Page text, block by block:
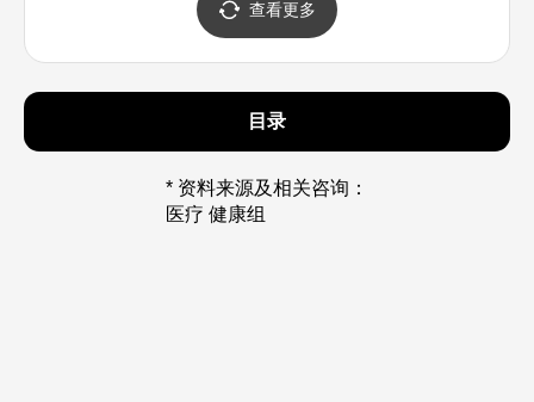
查看更多
目录
* 资料来源及相关咨询：
医疗 健康组